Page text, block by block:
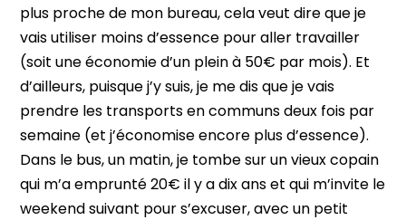
plus proche de mon bureau, cela veut dire que je
vais utiliser moins d’essence pour aller travailler
(soit une économie d’un plein à 50€ par mois). Et
d’ailleurs, puisque j’y suis, je me dis que je vais
prendre les transports en communs deux fois par
semaine (et j’économise encore plus d’essence).
Dans le bus, un matin, je tombe sur un vieux copain
qui m’a emprunté 20€ il y a dix ans et qui m’invite le
weekend suivant pour s’excuser, avec un petit